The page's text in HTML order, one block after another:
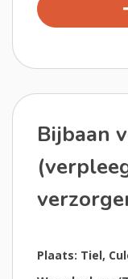
Bijbaan
Plaats: Tiel,